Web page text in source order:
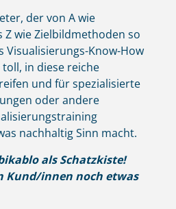
der von A wie
wie Zielbildmethoden so
Visualisierungs-Know-How
in diese reiche
und für spezialisierte
oder andere
nachhaltig Sinn macht.
als Schatzkiste!
Kund/innen noch etwas